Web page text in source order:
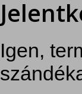
Igen,